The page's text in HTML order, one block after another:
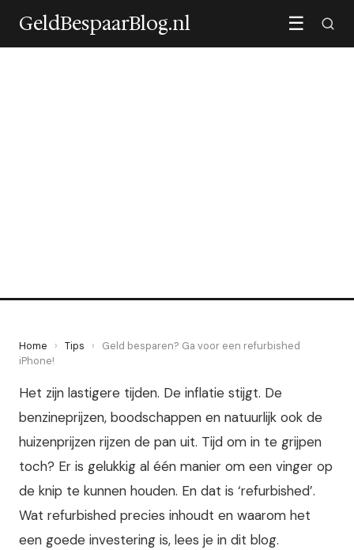
GeldBespaarBlog.nl ☰
Home › Tips ›
Geld besparen? Ga voor een refurbished
iPhone!
Het zijn lastigere tijden. De inflatie stijgt. De
benzineprijzen, boodschappen en natuurlijk ook de
huizenprijzen rijzen de pan uit. Tijd om in te grijpen
toch? Er is gelukkig al één manier om een vinger op
de knip te kunnen houden. En dat is ‘refurbished’.
Wat refurbished precies inhoudt en waarom het
een goede investering is, lees je in dit blog.